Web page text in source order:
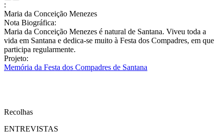
:
Maria da Conceição Menezes
Nota Biográfica:
Maria da Conceição Menezes é natural de Santana. Viveu toda a
vida em Santana e dedica-se muito à Festa dos Compadres, em que
participa regularmente.
Projeto:
Memória da Festa dos Compadres de Santana
Recolhas
ENTREVISTAS